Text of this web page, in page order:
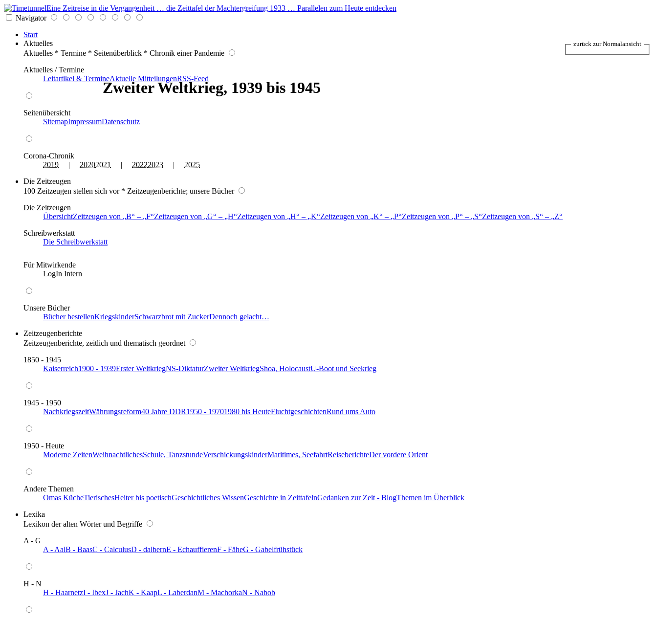
Eine Zeitreise in die Vergangenheit … die Zeittafel der Machtergreifung 1933 … Parallelen zum Heute entdecken
Navigator
Start
Aktuelles
Aktuelles * Termine * Seitenüberblick * Chronik einer Pandemie
Aktuelles / Termine
Leitartikel & TermineAktuelle MitteilungenRSS-Feed
Seitenübersicht
SitemapImpressumDatenschutz
Corona-Chronik
2019 | 20202021 | 20222023 | 2025
Die Zeitzeugen
100 Zeitzeugen stellen sich vor * Zeitzeugenberichte; unsere Bücher
Die Zeitzeugen
ÜbersichtZeitzeugen von B – F Zeitzeugen von G – H Zeitzeugen von H – K Zeitzeugen von K – P Zeitzeugen von P – S Zeitzeugen von S –
Z
Schreibwerkstatt
Die Schreibwerkstatt
Für Mitwirkende
LogIn Intern
Unsere Bücher
Bücher bestellenKriegskinderSchwarzbrot mit ZuckerDennoch gelacht…
Zeitzeugenberichte
Zeitzeugenberichte, zeitlich und thematisch geordnet
1850 - 1945
Kaiserreich1900 - 1939Erster WeltkriegNS-DiktaturZweiter WeltkriegShoa, HolocaustU-Boot und Seekrieg
1945 - 1950
NachkriegszeitWährungsreform40 Jahre DDR1950 - 19701980 bis HeuteFluchtgeschichtenRund ums Auto
1950 - Heute
Moderne ZeitenWeihnachtlichesSchule, TanzstundeVerschickungskinderMaritimes, SeefahrtReiseberichteDer vordere Orient
Andere Themen
Omas KücheTierischesHeiter bis poetischGeschichtliches WissenGeschichte in ZeittafelnGedanken zur Zeit - BlogThemen im Überblick
Lexika
Lexikon der alten Wörter und Begriffe
A - G
A - AalB - BaasC - CalculusD - dalbernE - EchauffierenF - FäheG - Gabelfrühstück
H - N
H - HaarnetzI - IbexJ - JachK - KaapL - LaberdanM - MachorkaN - Nabob
Zweiter Weltkrieg, 1939 bis 1945
zurück zur Normalansicht